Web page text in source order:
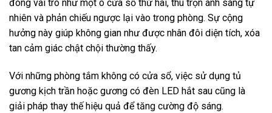
đóng vai trò như một ô cửa sổ thứ hai, thu trọn ánh sáng tự
nhiên và phản chiếu ngược lại vào trong phòng. Sự cộng
hưởng này giúp không gian như được nhân đôi diện tích, xóa
tan cảm giác chật chội thường thấy.
Với những phòng tắm không có cửa sổ, việc sử dụng tủ
gương kịch trần hoặc gương có đèn LED hắt sau cũng là
giải pháp thay thế hiệu quả để tăng cường độ sáng.